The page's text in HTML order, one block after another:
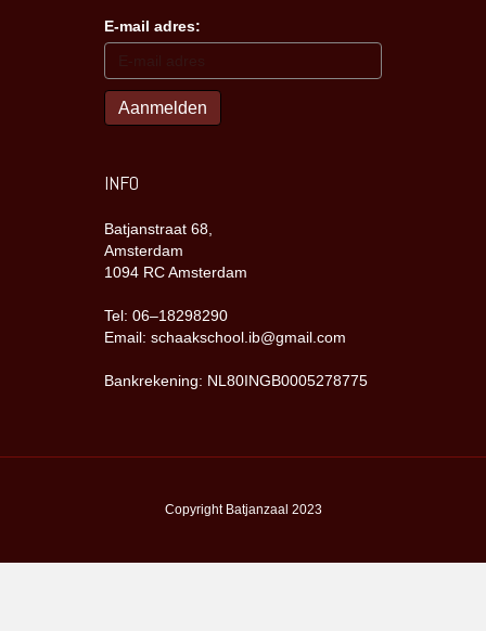
E-mail adres:
INFO
Batjanstraat 68,
Amsterdam
1094 RC Amsterdam
Tel: 06–18298290
Email: schaakschool.ib@gmail.com
Bankrekening: NL80INGB0005278775
Copyright Batjanzaal 2023